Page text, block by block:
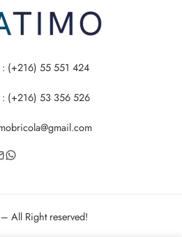
(+216) 55 551 424
(+216) 53 356 526
All Right reserved!